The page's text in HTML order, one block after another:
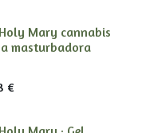
Mary cannabis
masturbadora
€